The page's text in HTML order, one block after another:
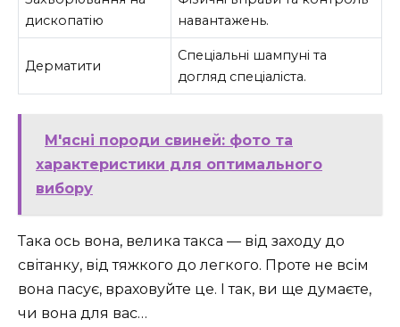
дископатію
навантажень.
Дерматити
Спеціальні шампуні та
догляд спеціаліста.
М'ясні породи свиней: фото та
характеристики для оптимального
вибору
Така ось вона, велика такса — від заходу до
світанку, від тяжкого до легкого. Проте не всім
вона пасує, враховуйте це. І так, ви ще думаєте,
чи вона для вас…